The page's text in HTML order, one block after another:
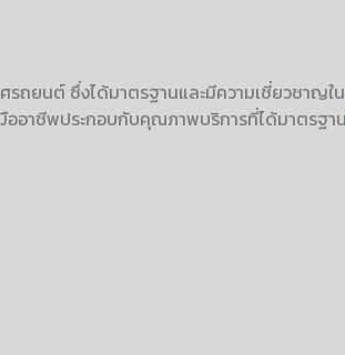
ยนต์ ซึ่งได้มาตรฐานและมีความเชี่ยวชาญใน
อาชีพประกอบกับคุณภาพบริการที่ได้มาตรฐาน